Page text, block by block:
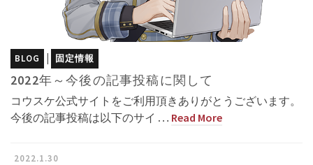
BLOG | 固定情報
2022年～今後の記事投稿に関して
コウスケ公式サイトをご利用頂きありがとうございます。
今後の記事投稿は以下のサイ … Read More
2022.1.30